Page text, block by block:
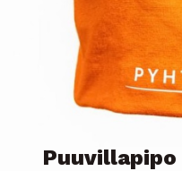
Puuvillapipo